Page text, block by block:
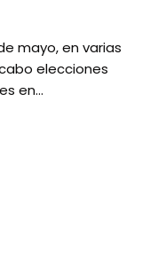
mayo, en varias
elecciones
en…